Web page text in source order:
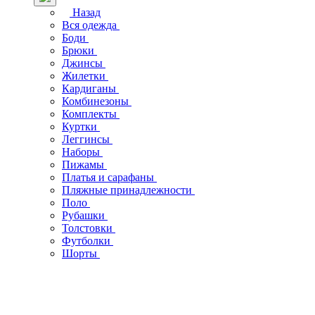
Назад
Вся одежда
Боди
Брюки
Джинсы
Жилетки
Кардиганы
Комбинезоны
Комплекты
Куртки
Леггинсы
Наборы
Пижамы
Платья и сарафаны
Пляжные принадлежности
Поло
Рубашки
Толстовки
Футболки
Шорты